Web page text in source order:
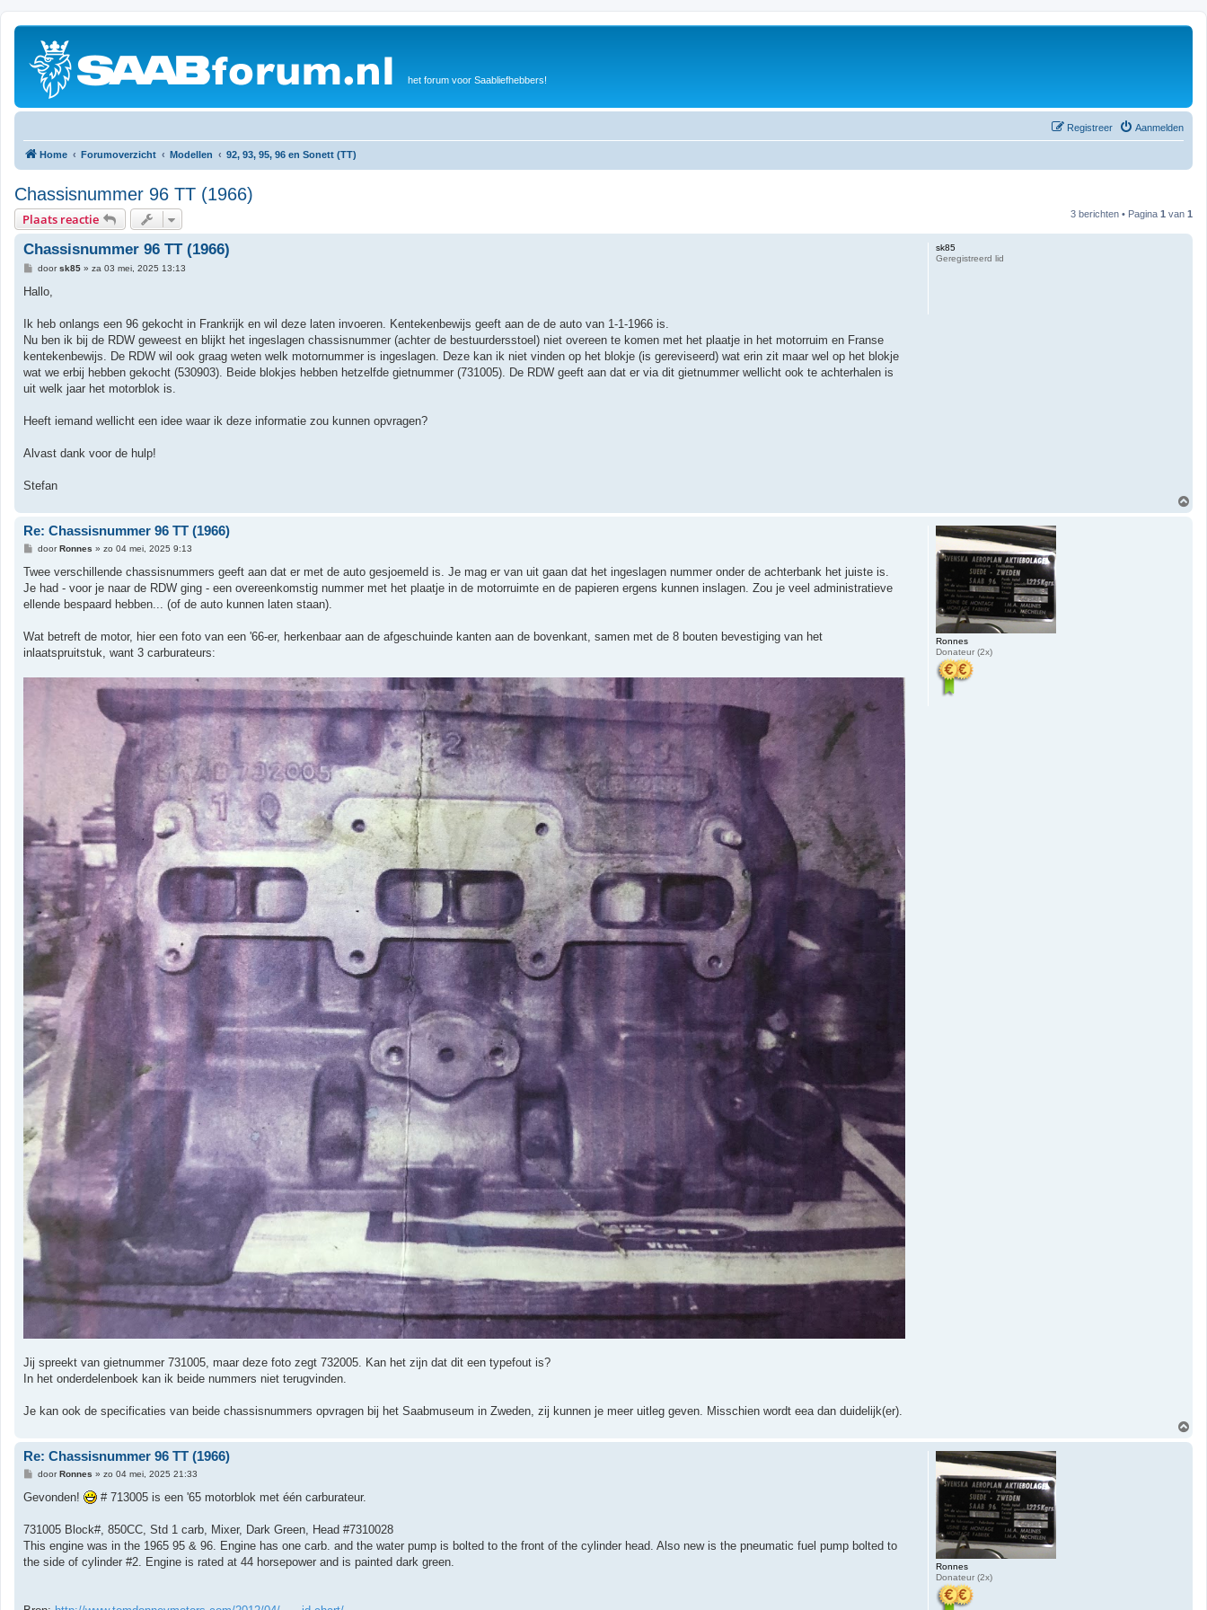
het forum voor Saabliefhebbers!
Aanmelden
Registreer
Home Forumoverzicht Modellen 92, 93, 95, 96 en Sonett (TT)
Chassisnummer 96 TT (1966)
Plaats reactie 3 berichten • Pagina 1 van 1
sk85
Geregistreerd lid
Chassisnummer 96 TT (1966)
B
r
h
doorsk85» za 03 mei, 2025 13:13
Hallo,
Ik heb onlangs een 96 gekocht in Frankrijk en wil deze laten invoeren. Kentekenbewijs geeft aan de de auto van 1-1-1966 is.
Nu ben ik bij de RDW geweest en blijkt het ingeslagen chassisnummer (achter de bestuurdersstoel) niet overeen te komen met het plaatje in het motorruim en Franse
kentekenbewijs. De RDW wil ook graag weten welk motornummer is ingeslagen. Deze kan ik niet vinden op het blokje (is gereviseerd) wat erin zit maar wel op het blokje
wat we erbij hebben gekocht (530903). Beide blokjes hebben hetzelfde gietnummer (731005). De RDW geeft aan dat er via dit gietnummer wellicht ook te achterhalen is
uit welk jaar het motorblok is.
Heeft iemand wellicht een idee waar ik deze informatie zou kunnen opvragen?
Alvast dank voor de hulp!
Stefan
Ronnes
Donateur (2x)
Re: Chassisnummer 96 TT (1966)
B
r
c
h
doorRonnes » zo 04 mei, 2025 9:13
Twee verschillende chassisnummers geeft aan dat er met de auto gesjoemeld is. Je mag er van uit gaan dat het ingeslagen nummer onder de achterbank het juiste is.
Je had - voor je naar de RDW ging - een overeenkomstig nummer met het plaatje in de motorruimte en de papieren ergens kunnen inslagen. Zou je veel administratieve
ellende bespaard hebben... (of de auto kunnen laten staan).
Wat betreft de motor, hier een foto van een '66-er, herkenbaar aan de afgeschuinde kanten aan de bovenkant, samen met de 8 bouten bevestiging van het
inlaatspruitstuk, want 3 carburateurs:
Jij spreekt van gietnummer 731005, maar deze foto zegt 732005. Kan het zijn dat dit een typefout is?
In het onderdelenboek kan ik beide nummers niet terugvinden.
Je kan ook de specificaties van beide chassisnummers opvragen bij het Saabmuseum in Zweden, zij kunnen je meer uitleg geven. Misschien wordt eea dan duidelijk(er).
Ronnes
Donateur (2x)
Re: Chassisnummer 96 TT (1966)
B
r
h
doorRonnes » zo 04 mei, 2025 21:33
Gevonden! # 713005 is een '65 motorblok met één carburateur.
731005 Block#, 850CC, Std 1 carb, Mixer, Dark Green, Head #7310028
This engine was in the 1965 95 & 96. Engine has one carb. and the water pump is bolted to the front of the cylinder head. Also new is the pneumatic fuel pump bolted to
the side of cylinder #2. Engine is rated at 44 horsepower and is painted dark green.